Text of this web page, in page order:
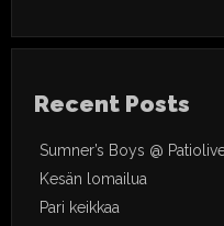
Recent Posts
Sumner’s Boys @
Kesän lomailua
Pari keikkaa